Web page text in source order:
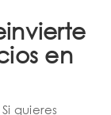
en
quieres